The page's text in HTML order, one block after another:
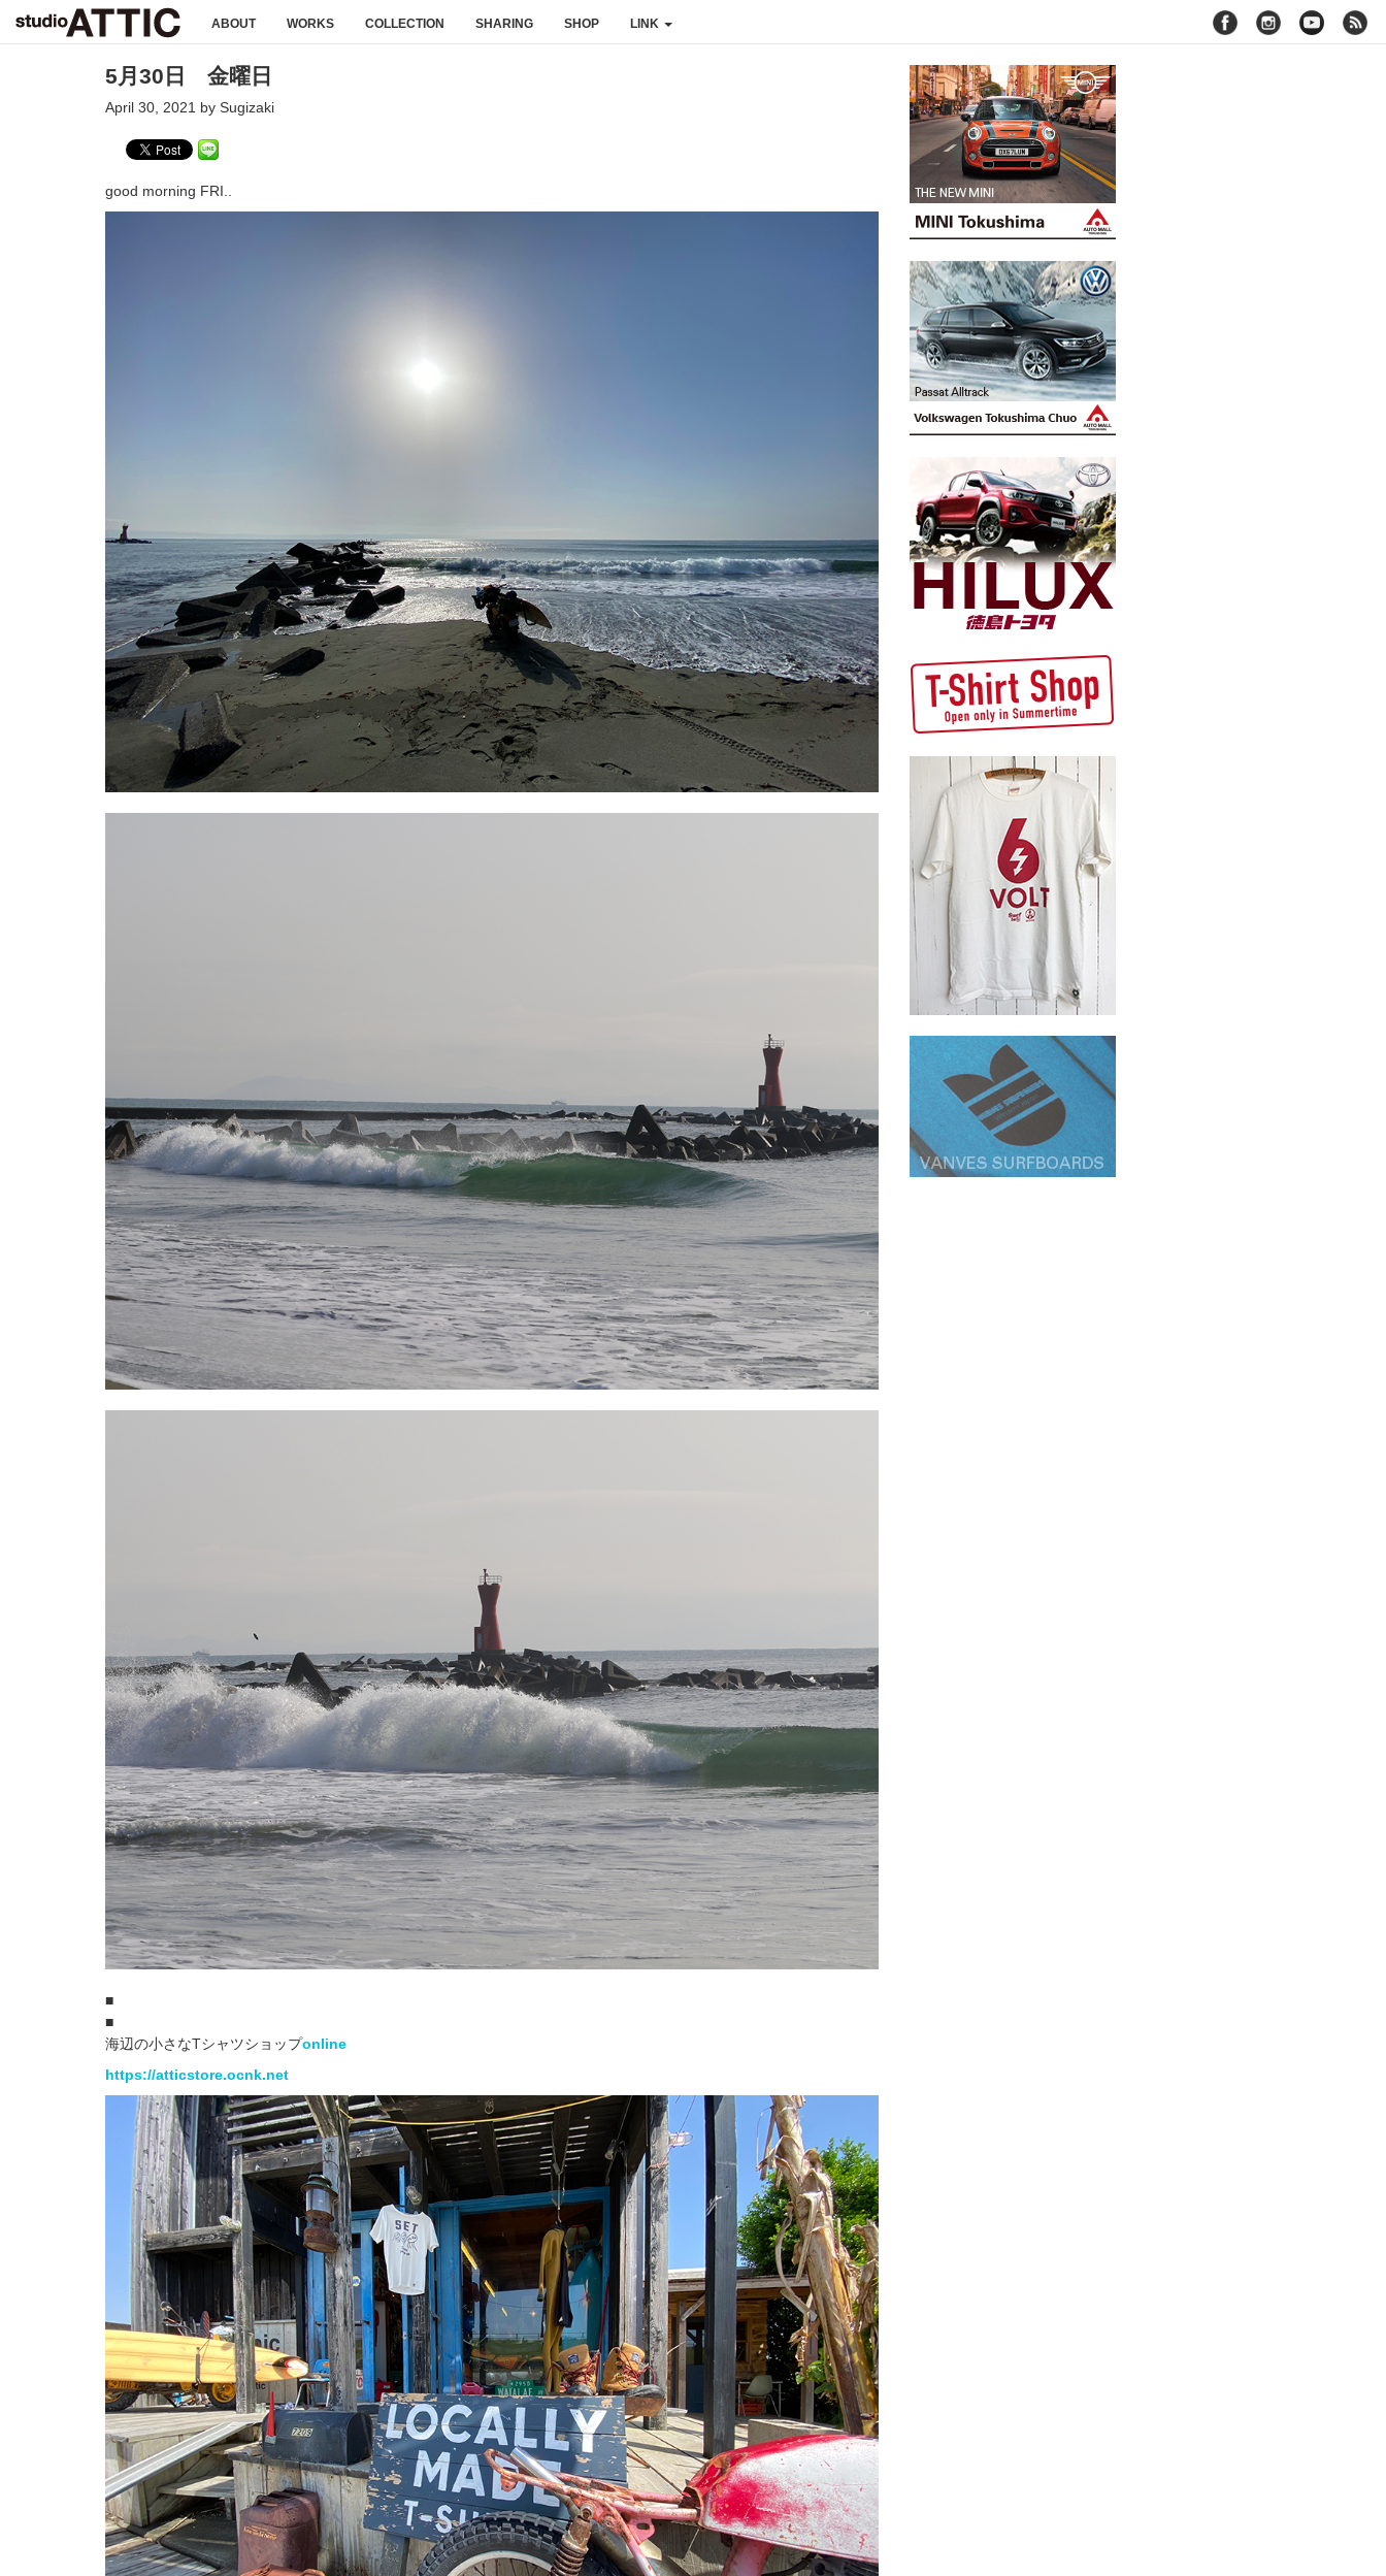
ABOUT WORKS COLLECTION SHARING SHOP LINK facebookinstagramyoutube rss
5月30日 金曜日
April 30, 2021 by Sugizaki
good morning FRI..
■
■
海辺の小さなTシャツショップonline
https://atticstore.ocnk.net